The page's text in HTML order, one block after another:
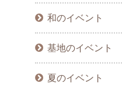
和のイベント
基地のイベント
夏のイベント